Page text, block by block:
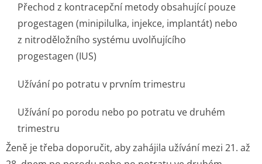
Přechod z kontracepční metody obsahující pouze
progestagen (minipilulka, injekce, implantát) nebo
z nitroděložního systému uvolňujícího
progestagen (IUS)
Užívání po potratu v prvním trimestru
Užívání po porodu nebo po potratu ve druhém
trimestru
Ženě je třeba doporučit, aby zahájila užívání mezi 21. až